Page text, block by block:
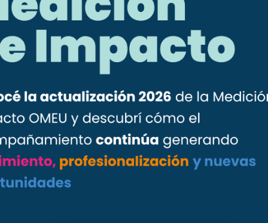
OMEU lanza Referentes Territoriales, un programa para
mujeres que lideran en territorio
Cierre de la etapa Grupal de Más Emprendedoras
Categorías